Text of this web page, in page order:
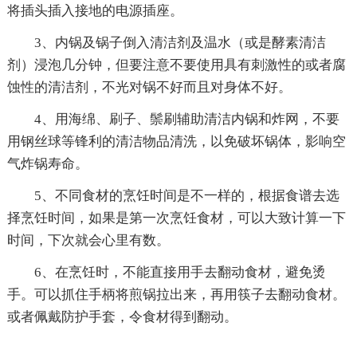
将插头插入接地的电源插座。
3、内锅及锅子倒入清洁剂及温水（或是酵素清洁
剂）浸泡几分钟，但要注意不要使用具有刺激性的或者腐
蚀性的清洁剂，不光对锅不好而且对身体不好。
4、用海绵、刷子、鬃刷辅助清洁内锅和炸网，不要
用钢丝球等锋利的清洁物品清洗，以免破坏锅体，影响空
气炸锅寿命。
5、不同食材的烹饪时间是不一样的，根据食谱去选
择烹饪时间，如果是第一次烹饪食材，可以大致计算一下
时间，下次就会心里有数。
6、在烹饪时，不能直接用手去翻动食材，避免烫
手。可以抓住手柄将煎锅拉出来，再用筷子去翻动食材。
或者佩戴防护手套，令食材得到翻动。